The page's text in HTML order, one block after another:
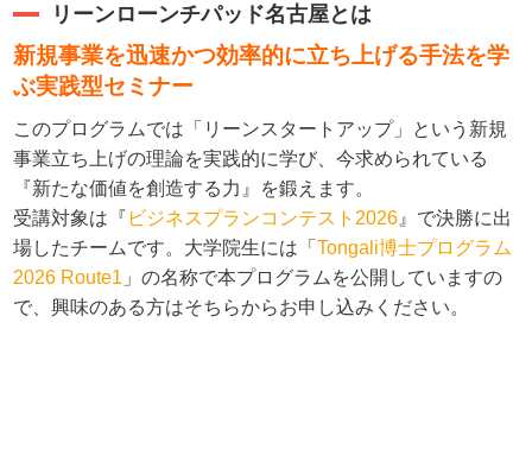
リーンローンチパッド名古屋とは
新規事業を迅速かつ効率的に立ち上げる手法を学
ぶ実践型セミナー
このプログラムでは「リーンスタートアップ」という新規
事業立ち上げの理論を実践的に学び、今求められている
『新たな価値を創造する力』を鍛えます。
受講対象は『 ビジネスプランコンテスト2026 』で決勝に出
場したチームです。大学院生には「Tongali博士プログラム
2026 Route1 」の名称で本プログラムを公開していますの
で、興味のある方はそちらからお申し込みください。